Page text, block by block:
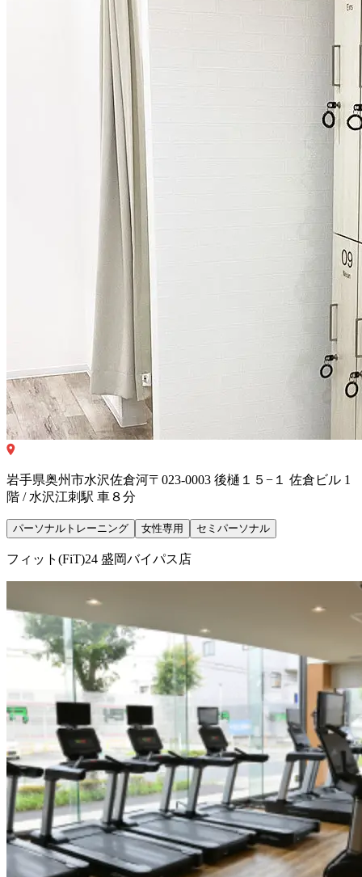
岩手県奥州市水沢佐倉河〒023-0003 後樋１５−１ 佐倉ビル 1
階 / 水沢江刺駅 車８分
パーソナルトレーニング 女性専用 セミパーソナル
フィット(FiT)24 盛岡バイパス店